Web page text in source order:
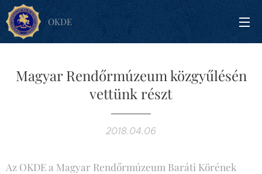
OKDE
Magyar Rendőrmúzeum közgyűlésén
vettünk részt
2018.04.06
Az OKDE a Magyar Rendőrmúzeum Baráti Körének